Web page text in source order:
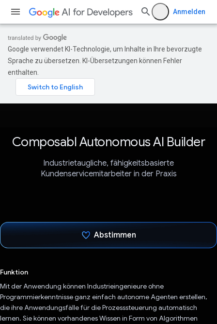
Anmelden
Google verwendet KI-Technologie, um Inhalte in Ihre bevorzugte
Sprache zu übersetzen. KI-Übersetzungen können Fehler
enthalten.
Composabl Autonomous AI Builder
Industrietaugliche, fähigkeitsbasierte
Kundenservicemitarbeiter in der Praxis
Abstimmen
Funktion
Mit der Anwendung können Industrieingenieure ohne
Programmierkenntnisse ganz einfach autonome Agenten erstellen,
die ihre Anwendungsfälle für die Prozesssteuerung automatisch
lernen. Sie können vorhandenes Wissen in Form von Algorithmen